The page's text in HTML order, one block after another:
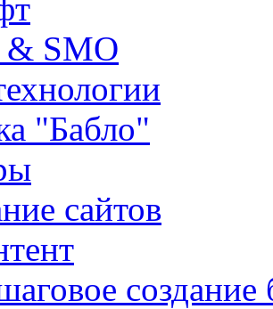
SMO
"Бабло"
сайтов
создание